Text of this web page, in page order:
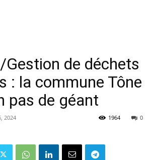
Gestion de déchets
: la commune Tône
pas de géant
2024 0
1964